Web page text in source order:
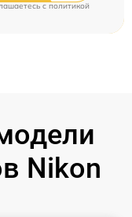
c политикой
Nikon